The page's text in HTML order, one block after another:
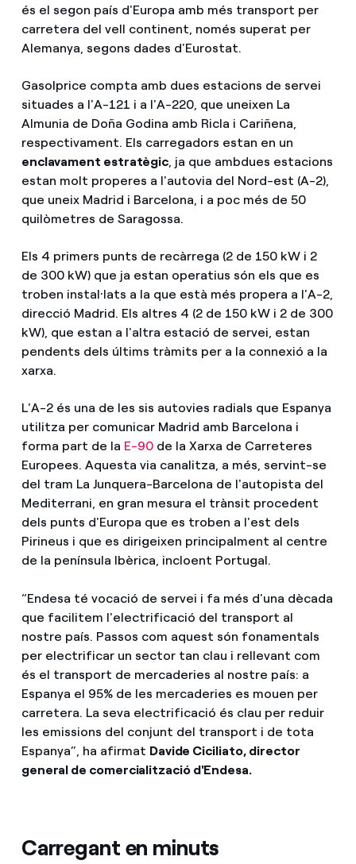
és el segon país d'Europa amb més transport per
carretera del vell continent, només superat per
Alemanya, segons dades d'Eurostat.
Gasolprice compta amb dues estacions de servei
situades a l'A-121 i a l'A-220, que uneixen La
Almunia de Doña Godina amb Ricla i Cariñena,
respectivament. Els carregadors estan en un
enclavament estratègic, ja que ambdues estacions
estan molt properes a l'autovia del Nord-est (A-2),
que uneix Madrid i Barcelona, i a poc més de 50
quilòmetres de Saragossa.
Els 4 primers punts de recàrrega (2 de 150 kW i 2
de 300 kW) que ja estan operatius són els que es
troben instal·lats a la que està més propera a l'A-2,
direcció Madrid. Els altres 4 (2 de 150 kW i 2 de 300
kW), que estan a l'altra estació de servei, estan
pendents dels últims tràmits per a la connexió a la
xarxa.
L'A-2​ és una de les sis autovies radials que Espanya
utilitza per comunicar Madrid amb Barcelona i
forma part de la E-90de la Xarxa de Carreteres
Europees. Aquesta via canalitza, a més, servint-se
del tram La Junquera-Barcelona de l'autopista del
Mediterrani, en gran mesura el trànsit procedent
dels punts d'Europa que es troben a l'est dels
Pirineus i que es dirigeixen principalment al centre
de la península Ibèrica, incloent Portugal.
“Endesa té vocació de servei i fa més d'una dècada
que facilitem l'electrificació del transport al
nostre país. Passos com aquest són fonamentals
per electrificar un sector tan clau i rellevant com
és el transport de mercaderies al nostre país: a
Espanya el 95% de les mercaderies es mouen per
carretera. La seva electrificació és clau per reduir
les emissions del conjunt del transport i de tota
Espanya”, ha afirmat Davide Ciciliato, director
general de comercialització d'Endesa.
Carregant en minuts